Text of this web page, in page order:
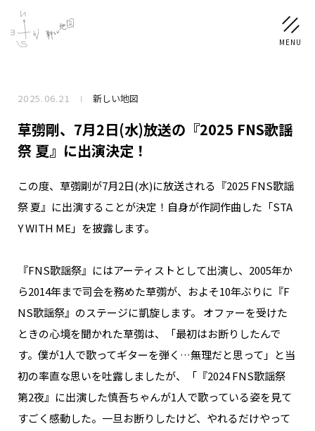
NEWS
SCHEDULE
PROFILE
稲垣 吾郎 草彅 剛 香取 慎吾
CHIZUSHOP
NAKAMA入会
CHIZULOG
2025.06.21 新しい地図
草彅剛、7月2日(水)放送の『2025 FNS歌謡
祭 夏』に出演決定！
この度、草彅剛が7月2日(水)に放送される『2025 FNS歌謡
祭 夏』に出演することが決定！自身が作詞作曲した「STA
Y WITH ME」を披露します。
『FNS歌謡祭』にはアーティストとして出演し、2005年か
ら2014年まで司会を務めた草彅が、およそ10年ぶりに『F
NS歌謡祭』のステージに凱旋します。 オファーを受けた
ときの心境を聞かれた草彅は、「最初はお断りしたんで
す。僕が1人で歌ってギターを弾く…無理だと思って」と当
初の率直な思いを吐露しましたが、「『2024 FNS歌謡祭
第2夜』に出演した慎吾ちゃんが1人で歌っている姿を見て
すごく感動した。一旦お断りしたけど、やれるだけやって